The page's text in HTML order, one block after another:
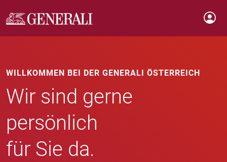
WILLKOMMEN BEI DER GENERALI ÖSTERREICH
Wir sind gerne
persönlich
für Sie da.